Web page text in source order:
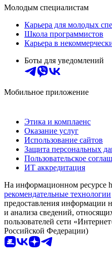
Молодым специалистам
Карьера для молодых
Школа программистов
Карьера в
Боты для уведомлений
Мобильное приложение
Этика и комплаенс
Оказание услуг
Использование сайтов
Защита персональных
Пользовательское
ИТ аккредитация
На информационном ресурсе
рекомендательные технологии
предоставления информации
и анализа сведений,
пользователей сети
Российской Федерации)